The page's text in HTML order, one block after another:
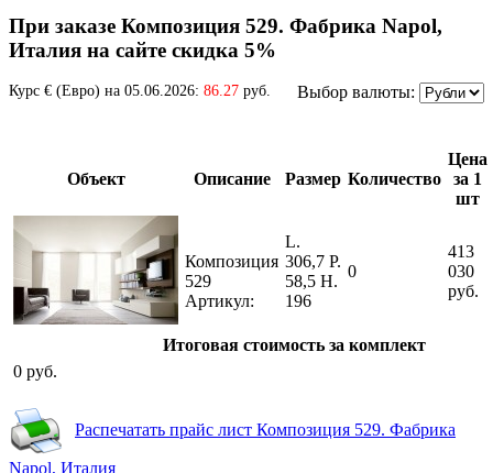
При заказе Композиция 529. Фабрика Napol,
Италия на сайте скидка 5%
Выбор валюты:
Курс € (Евро) на 05.06.2026: 86.27 руб.
Объект Описание Размер Количество
Цена
за 1
шт
Композиция
529
Артикул:
L.
306,7 P.
58,5 H.
196
0
413
030
руб.
Итоговая стоимость за комплект
0 руб.
Распечатать прайс лист Композиция 529. Фабрика
Napol, Италия